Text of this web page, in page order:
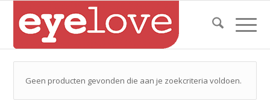
Geen producten gevonden die aan je zoekcriteria voldoen.